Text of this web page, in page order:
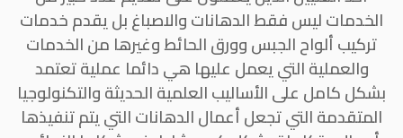
الخدمات ليس فقط الدهانات والاصباغ بل يقدم خدمات
تركيب ألواح الجبس وورق الحائط وغيرها من الخدمات
والعملية التي يعمل عليها هي دائما عملية تعتمد
بشكل كامل على الأساليب العلمية الحديثة والتكنولوجيا
المتقدمة التي تجعل أعمال الدهانات التي يتم تنفيذها